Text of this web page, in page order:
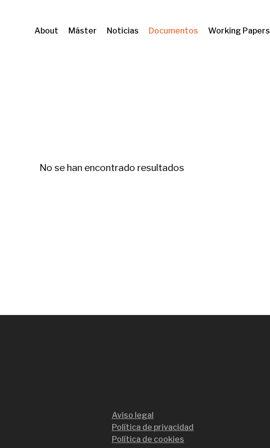
About Máster Noticias Documentos Working Papers
No se han encontrado resultados
Aviso legal
Política de privacidad
Política de cookies